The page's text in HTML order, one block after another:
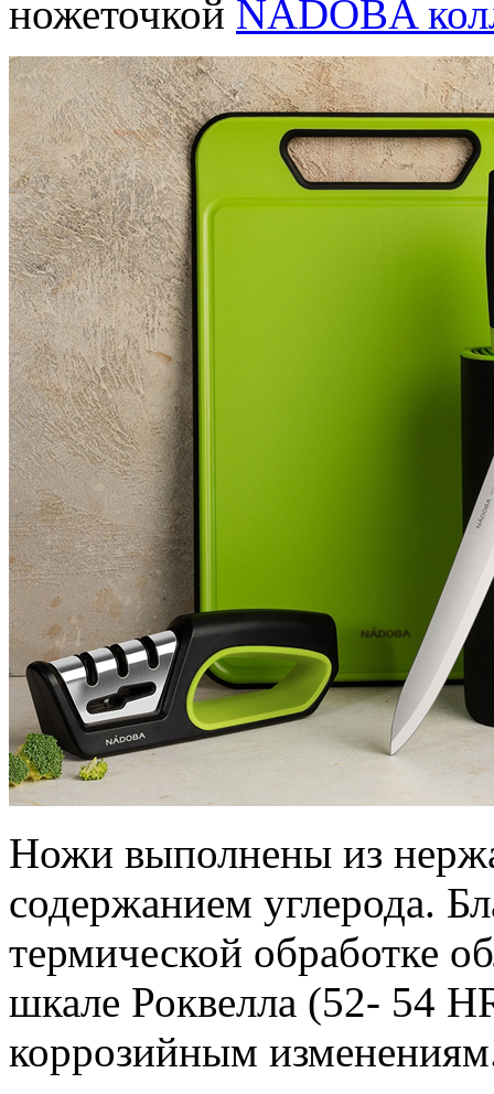
ножеточкой NADOBA
Ножи выполнены из
содержанием углерода.
термической обработке
шкале Роквелла (52- 54
коррозийным